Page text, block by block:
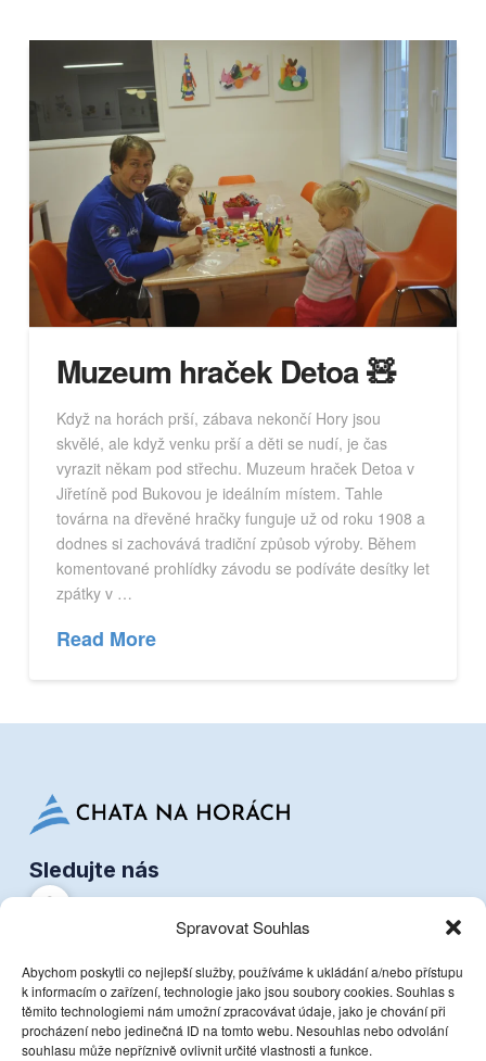
Spravovat Souhlas
Abychom poskytli co nejlepší služby, používáme k ukládání a/nebo přístupu
k informacím o zařízení, technologie jako jsou soubory cookies. Souhlas s
těmito technologiemi nám umožní zpracovávat údaje, jako je chování při
procházení nebo jedinečná ID na tomto webu. Nesouhlas nebo odvolání
souhlasu může nepříznivě ovlivnit určité vlastnosti a funkce.
Muzeum hraček Detoa 🧸
Když na horách prší, zábava nekončí Hory jsou
skvělé, ale když venku prší a děti se nudí, je čas
vyrazit někam pod střechu. Muzeum hraček Detoa v
Jiřetíně pod Bukovou je ideálním místem. Tahle
továrna na dřevěné hračky funguje už od roku 1908 a
dodnes si zachovává tradiční způsob výroby. Během
komentované prohlídky závodu se podíváte desítky let
zpátky v …
Read More
Sledujte nás
GDPR
Kontakt
+420 602 859 822